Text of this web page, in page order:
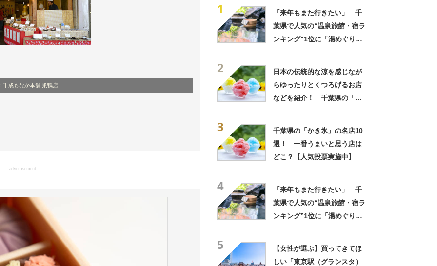
千成もなか本舗 巣鴨店
advertisement
1
「来年もまた行きたい」 千
葉県で人気の“温泉旅館・宿ラ
ンキング”1位に「湯めぐりで
2
日本の伝統的な涼を感じなが
らゆったりとくつろげるお店
などを紹介！ 千葉県の「か
3
千葉県の「かき氷」の名店10
選！ 一番うまいと思う店は
どこ？【人気投票実施中】
4
「来年もまた行きたい」 千
葉県で人気の“温泉旅館・宿ラ
ンキング”1位に「湯めぐりで
5
【女性が選ぶ】買ってきてほ
しい「東京駅（グランスタ）